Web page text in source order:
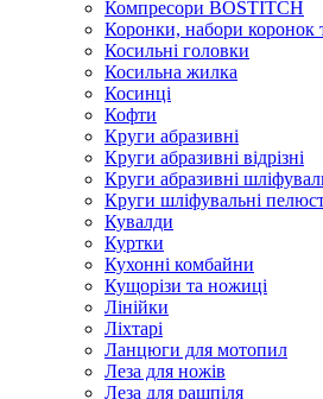
Компресори BOSTITCH
Коронки, набори коронок
Косильні головки
Косильна жилка
Косинці
Кофти
Круги абразивні
Круги абразивні відрізні
Круги абразивні
Круги шліфувальні
Кувалди
Куртки
Кухонні комбайни
Кущорізи та ножиці
Лінійки
Ліхтарі
Ланцюги для мотопил
Леза для ножів
Леза для рашпіля